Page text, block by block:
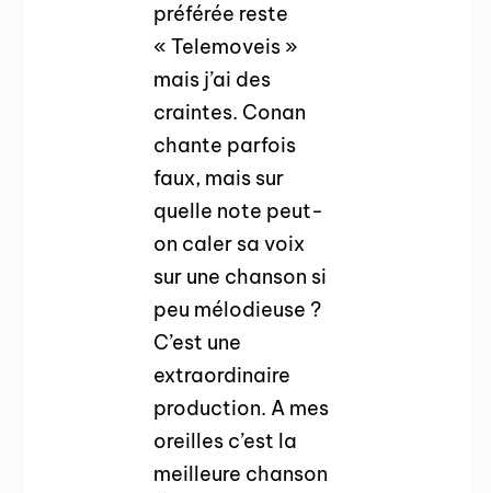
préférée reste
« Telemoveis »
mais j’ai des
craintes. Conan
chante parfois
faux, mais sur
quelle note peut-
on caler sa voix
sur une chanson si
peu mélodieuse ?
C’est une
extraordinaire
production. A mes
oreilles c’est la
meilleure chanson